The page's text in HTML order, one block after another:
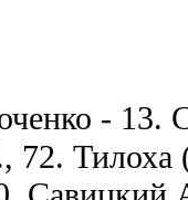
- 13.
Тилоха